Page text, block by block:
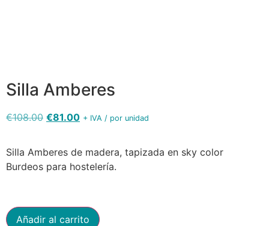
Silla Amberes
€108.00 €81.00 + IVA / por unidad
Silla Amberes de madera, tapizada en sky color
Burdeos para hostelería.
Añadir al carrito